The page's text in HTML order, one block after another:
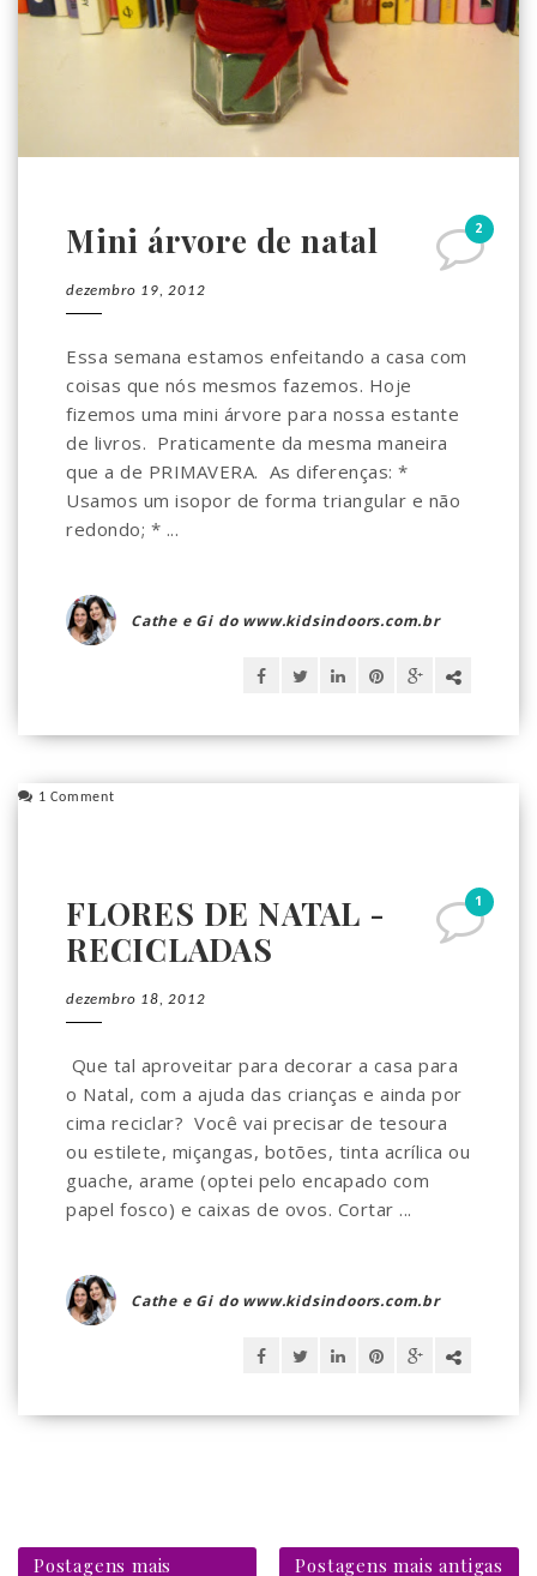
2
Mini árvore de natal
dezembro 19, 2012
Essa semana estamos enfeitando a casa com
coisas que nós mesmos fazemos. Hoje
fizemos uma mini árvore para nossa estante
de livros. Praticamente da mesma maneira
que a de PRIMAVERA. As diferenças: *
Usamos um isopor de forma triangular e não
redondo; * ...
Cathe e Gi do www.kidsindoors.com.br
1 Comment
1
FLORES DE NATAL -
RECICLADAS
dezembro 18, 2012
Que tal aproveitar para decorar a casa para
o Natal, com a ajuda das crianças e ainda por
cima reciclar? Você vai precisar de tesoura
ou estilete, miçangas, botões, tinta acrílica ou
guache, arame (optei pelo encapado com
papel fosco) e caixas de ovos. Cortar ...
Cathe e Gi do www.kidsindoors.com.br
Postagens mais Postagens mais antigas